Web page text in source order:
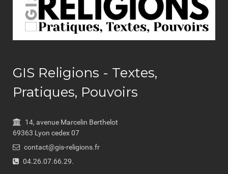
GIS Religions - Textes,
Pratiques, Pouvoirs
14, avenue Marcelin Berthelot
69363 Lyon cedex 07
contact@gis-religions.fr
04.26.07.66.29.